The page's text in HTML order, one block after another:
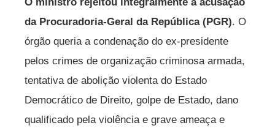
da Procuradoria-Geral da República (PGR). O
órgão queria a condenação do ex-presidente
pelos crimes de organização criminosa armada,
tentativa de abolição violenta do Estado
Democrático de Direito, golpe de Estado, dano
qualificado pela violência e grave ameaça e